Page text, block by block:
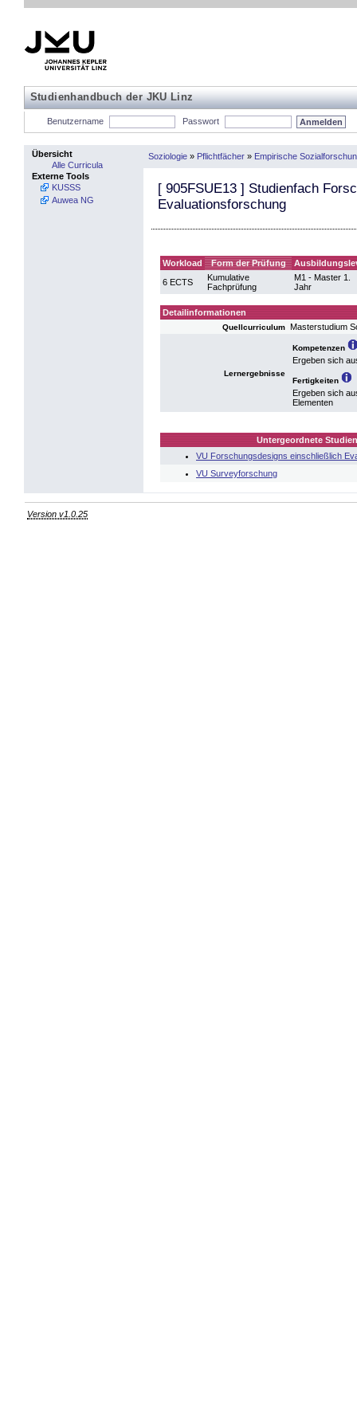
Studienhandbuch der JKU Linz
Benutzername Passwort
Übersicht
Alle Curricula
Externe Tools
KUSSS
Auwea NG
Soziologie » Pflichtfächer » Empirische
[ 905FSUE13 ] Studienfach
Evaluationsforschung
Workload Form der Prüfung
6 ECTS
Kumulative
Fachprüfung
M1 - Master 1.
Jahr
Detailinformationen
Quellcurriculum Masterstudium
Lernergebnisse
Kompetenzen
Ergeben sich
Fertigkeiten
Ergeben sich
Elementen
Untergeordnete
VU Forschungsdesigns einschließlich
VU Surveyforschung
Version v1.0.25